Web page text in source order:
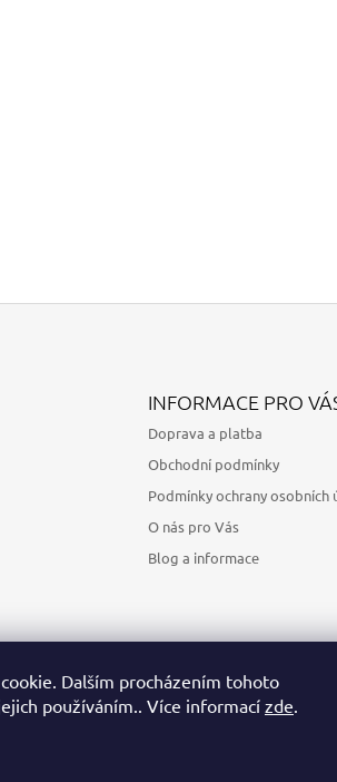
Dalším procházením tohoto
používáním.. Více informací zde.
INFORMACE PRO
Doprava a platba
Obchodní podmínky
Podmínky ochrany osobních
O nás pro Vás
Blog a informace